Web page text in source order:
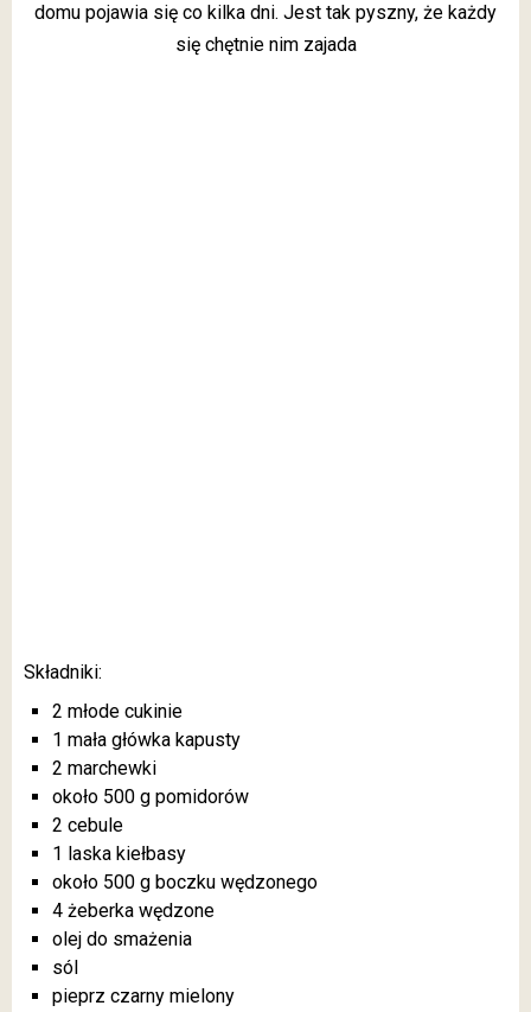
domu pojawia się co kilka dni. Jest tak pyszny, że każdy
się chętnie nim zajada
Składniki:
2 młode cukinie
1 mała główka kapusty
2 marchewki
około 500 g pomidorów
2 cebule
1 laska kiełbasy
około 500 g boczku wędzonego
4 żeberka wędzone
olej do smażenia
sól
pieprz czarny mielony